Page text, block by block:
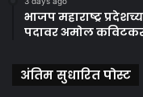
भाजप महाराष्ट्र
पदावर अमोल कविटकर
अंतिम सुधारित पोस्ट